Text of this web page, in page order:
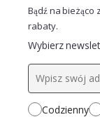
Bądź na
rabaty.
Wybierz
Codzienny